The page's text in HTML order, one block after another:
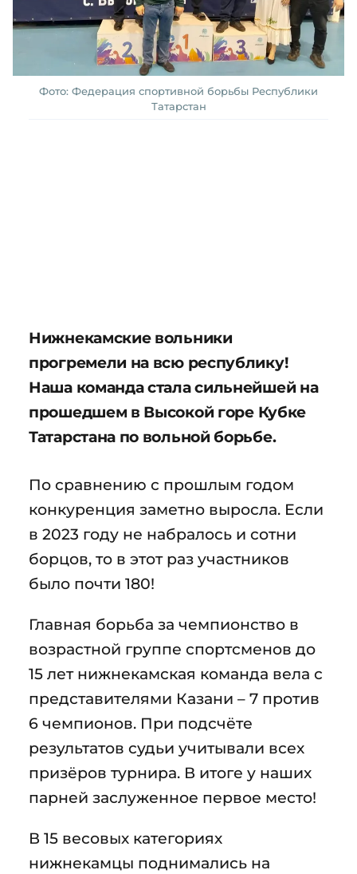
Фото: Федерация спортивной борьбы Республики
Татарстан
Нижнекамские вольники
прогремели на всю республику!
Наша команда стала сильнейшей на
прошедшем в Высокой горе Кубке
Татарстана по вольной борьбе.
По сравнению с прошлым годом
конкуренция заметно выросла. Если
в 2023 году не набралось и сотни
борцов, то в этот раз участников
было почти 180!
Главная борьба за чемпионство в
возрастной группе спортсменов до
15 лет нижнекамская команда вела с
представителями Казани – 7 против
6 чемпионов. При подсчёте
результатов судьи учитывали всех
призёров турнира. В итоге у наших
парней заслуженное первое место!
В 15 весовых категориях
нижнекамцы поднимались на